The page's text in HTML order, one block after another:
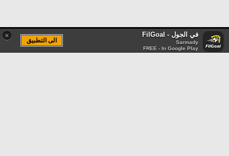
× في الجول - FilGoal
Sarmady
FREE - In Google Play
الى التطبيق